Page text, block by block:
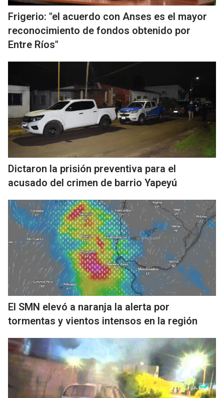
Frigerio: "el acuerdo con Anses es el mayor
reconocimiento de fondos obtenido por
Entre Ríos"
Dictaron la prisión preventiva para el
acusado del crimen de barrio Yapeyú
El SMN elevó a naranja la alerta por
tormentas y vientos intensos en la región